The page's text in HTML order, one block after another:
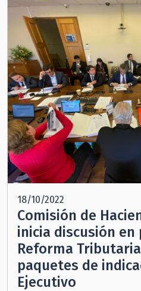
18/10/2022
Comisión de
inicia discusión
Reforma
paquetes de
Ejecutivo